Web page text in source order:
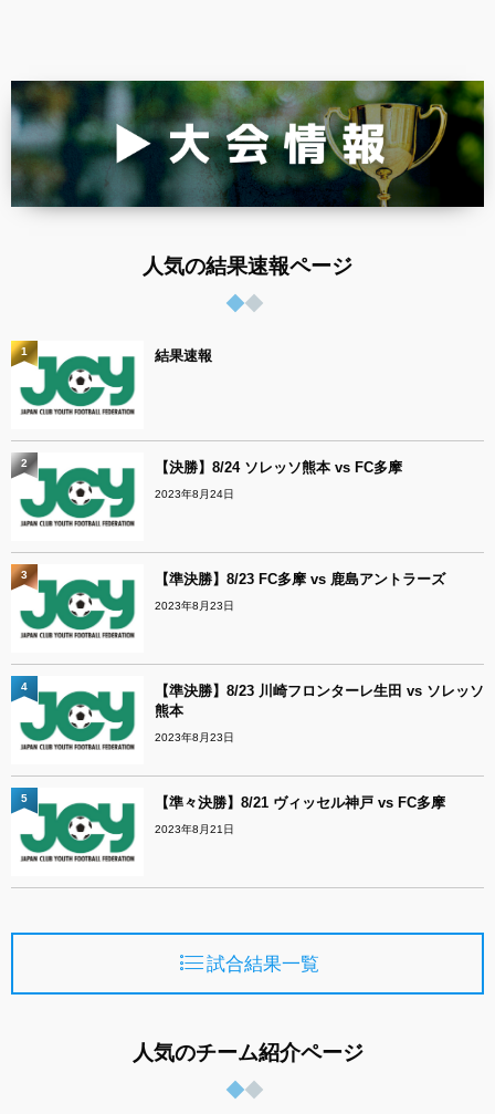
人気の結果速報ページ
結果速報
1
【決勝】8/24 ソレッソ熊本 vs FC多摩
2023年8月24日
2
【準決勝】8/23 FC多摩 vs 鹿島アントラーズ
2023年8月23日
3
【準決勝】8/23 川崎フロンターレ生田 vs ソレッソ
熊本
2023年8月23日
4
【準々決勝】8/21 ヴィッセル神戸 vs FC多摩
2023年8月21日
5
試合結果一覧
人気のチーム紹介ページ